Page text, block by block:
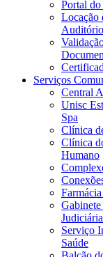
Portal do
Locação
Serviços
Central
Unisc
Spa
Clínica
Clínica
Humano
Gabinete
Judiciária
Serviço
Saúde